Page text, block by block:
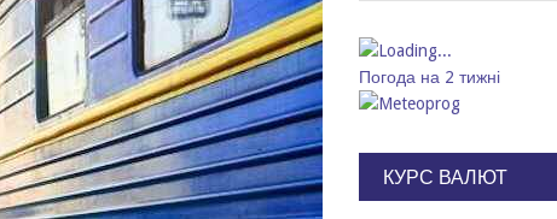
Погода на 2 тижні
КУРС ВАЛЮТ